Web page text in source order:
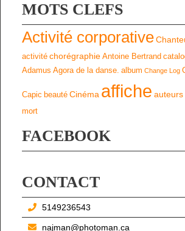
MOTS CLEFS
Activité corporative
activité chorégraphie Antoine Bertrand
Adamus Agora de la danse. album Change Log
Capic beauté Cinéma affiche auteurs
mort
FACEBOOK
CONTACT
5149236543
najman@photoman.ca